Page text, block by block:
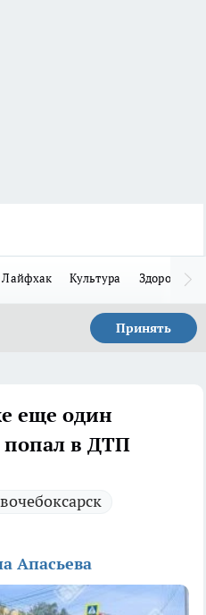
Лайфхак Культура Здоровье
Принять
еще один
попал в ДТП
Апасьева